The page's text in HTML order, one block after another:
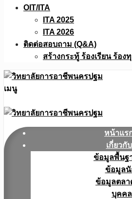
OIT/ITA
ITA 2025
ITA 2026
ติดต่อสอบถาม (Q&A)
สร้างกระทู้ ร้องเรียน ร้อง
เมนู
หน้าแร
เกี่ยวกับ
ข้อมูลพื้นฐ
ข้อมูลนั
ข้อมูลตลา
บุคค